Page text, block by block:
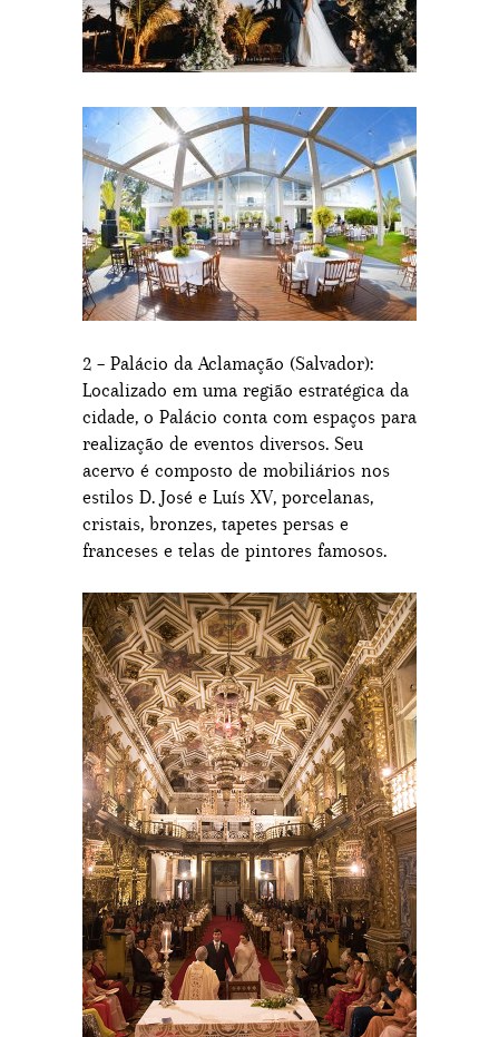
2 – Palácio da Aclamação (Salvador):
Localizado em uma região estratégica da
cidade, o Palácio conta com espaços para
realização de eventos diversos. Seu
acervo é composto de mobiliários nos
estilos D. José e Luís XV, porcelanas,
cristais, bronzes, tapetes persas e
franceses e telas de pintores famosos.